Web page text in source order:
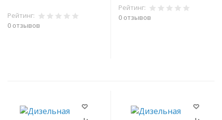
Рейтинг:
0 отзывов
Рейтинг:
0 отзывов